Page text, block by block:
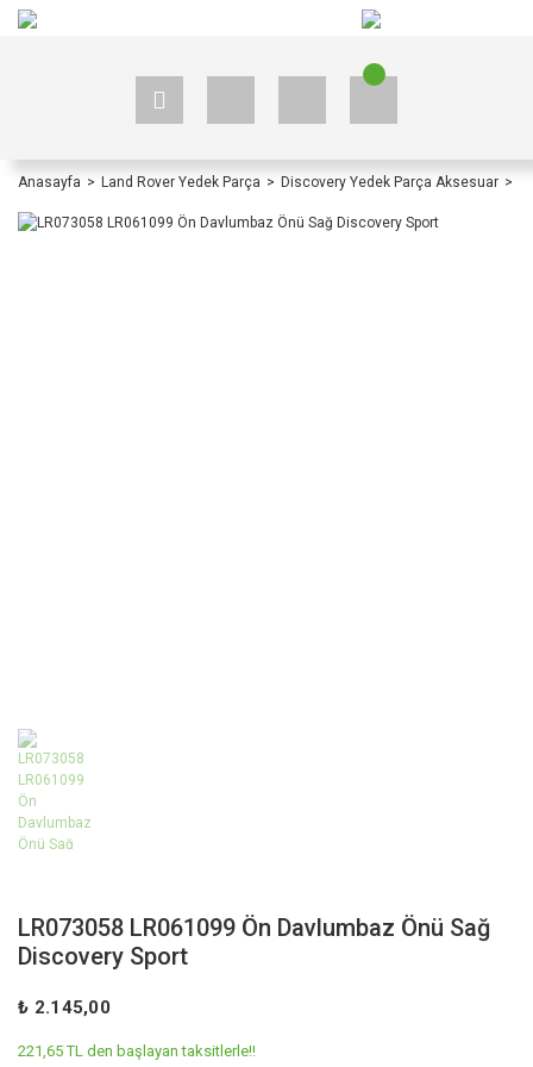
Anasayfa Land Rover Yedek Parça Discovery Yedek Parça Aksesuar
LR073058 LR061099 Ön Davlumbaz Önü Sağ
Discovery Sport
₺ 2.145,00
221,65 TL den başlayan taksitlerle!!